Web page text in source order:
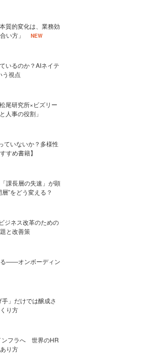
質的変化は、業務効
い方」
NEW
いるのか？AIネイテ
う視点
尾研究所×ビズリー
人事の役割」
ていないか？多様性
すめ書籍】
課長層の失速」が顕
”をどう変える？
ジネス改革のための
と改善策
る——オンボーディン
」だけでは醸成さ
り方
ンフラへ 世界のHR
り方